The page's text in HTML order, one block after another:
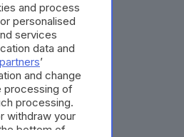
and process
personalised
services
data and
’
and change
processing of
processing.
withdraw your
bottom of